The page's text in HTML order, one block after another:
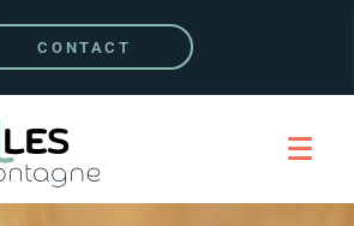
CONTACT